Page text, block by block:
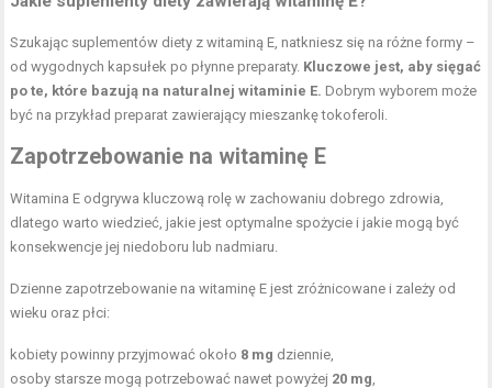
Szukając suplementów diety z witaminą E, natkniesz się na różne formy –
od wygodnych kapsułek po płynne preparaty. Kluczowe jest, aby sięgać
po te, które bazują na naturalnej witaminie E. Dobrym wyborem może
być na przykład preparat zawierający mieszankę tokoferoli.
Zapotrzebowanie na witaminę E
Witamina E odgrywa kluczową rolę w zachowaniu dobrego zdrowia,
dlatego warto wiedzieć, jakie jest optymalne spożycie i jakie mogą być
konsekwencje jej niedoboru lub nadmiaru.
Dzienne zapotrzebowanie na witaminę E jest zróżnicowane i zależy od
wieku oraz płci:
kobiety powinny przyjmować około 8 mg dziennie,
osoby starsze mogą potrzebować nawet powyżej 20 mg